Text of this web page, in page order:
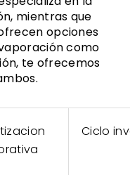
mientras que
opciones
como
te ofrecemos
Ciclo